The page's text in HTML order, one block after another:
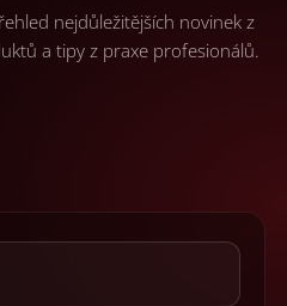
nejdůležitějších novinek z
a tipy z praxe profesionálů.